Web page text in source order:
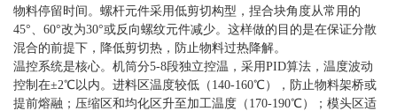
物料停留时间。螺杆元件采用低剪切构型，捏合块角度从常用的
45°、60°改为30°或反向螺纹元件减少。这样做的目的是在保证分散
混合的前提下，降低剪切热，防止物料过热降解。
温控系统是核心。机筒分5-8段独立控温，采用PID算法，温度波动
控制在±2℃以内。进料区温度较低（140-160℃），防止物料架桥或
提前熔融；压缩区和均化区升至加工温度（170-190℃）；模头区适